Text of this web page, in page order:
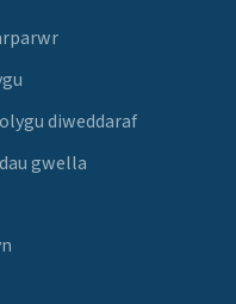
diweddaraf
gwella